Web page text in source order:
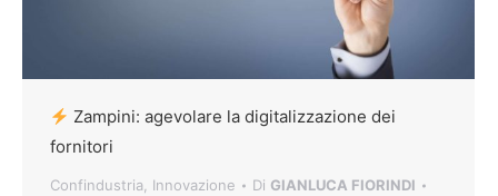
Zampini: agevolare la digitalizzazione dei
fornitori
Confindustria Innovazione Di GIANLUCA FIORINDI